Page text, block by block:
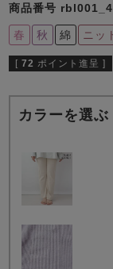
ガールズ上着
単品
売れ筋ラン
商品番号
春 秋 綿 ニッ
[ 72 ポイント進呈 ]
カラーを選ぶ